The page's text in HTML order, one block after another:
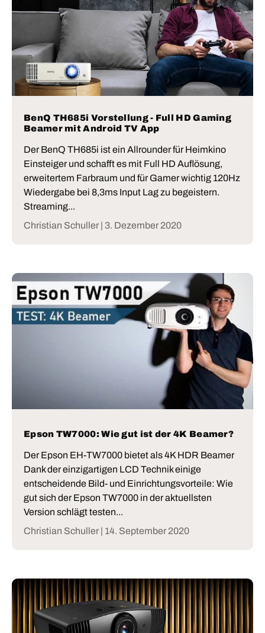
BenQ TH685i Vorstellung - Full HD Gaming
Beamer mit Android TV App
Der BenQ TH685i ist ein Allrounder für Heimkino
Einsteiger und schafft es mit Full HD Auflösung,
erweitertem Farbraum und für Gamer wichtig 120Hz
Wiedergabe bei 8,3ms Input Lag zu begeistern.
Streaming...
Christian Schuller | 3. Dezember 2020
Epson TW7000: Wie gut ist der 4K Beamer?
Der Epson EH-TW7000 bietet als 4K HDR Beamer
Dank der einzigartigen LCD Technik einige
entscheidende Bild- und Einrichtungsvorteile: Wie
gut sich der Epson TW7000 in der aktuellsten
Version schlägt testen...
Christian Schuller | 14. September 2020